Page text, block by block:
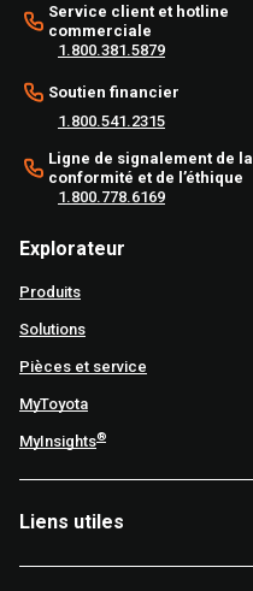
Service client et hotline
commerciale
1.800.381.5879
Soutien financier
1.800.541.2315
Ligne de signalement de la
conformité et de l’éthique
1.800.778.6169
Explorateur
Produits
Solutions
Pièces et service
MyToyota
MyInsights®
Liens utiles